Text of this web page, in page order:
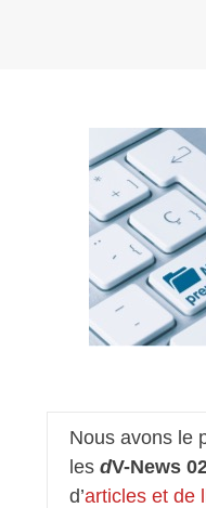
Nous avons le
les dV-News
d’articles et de